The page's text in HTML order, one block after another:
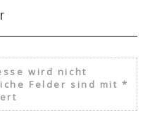
wird nicht
Felder sind mit*